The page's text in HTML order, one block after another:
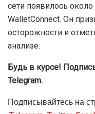
сети появилось
WalletConnect. Он
осторожности и
анализе.
Будь в курсе!
Telegram.
Подписывайтесь на